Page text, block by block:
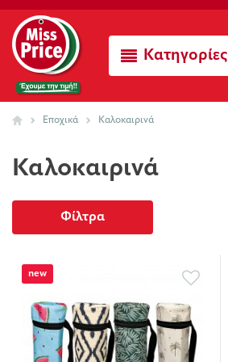
Κατηγορίες
Εποχικά Καλοκαιρινά
Καλοκαιρινά
Φίλτρα
new